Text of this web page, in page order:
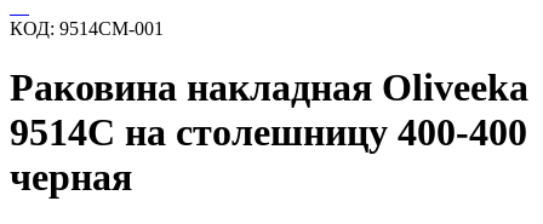
КОД: 9514CM-001
Раковина накладная Oliveeka
9514C на столешницу 400-400
черная